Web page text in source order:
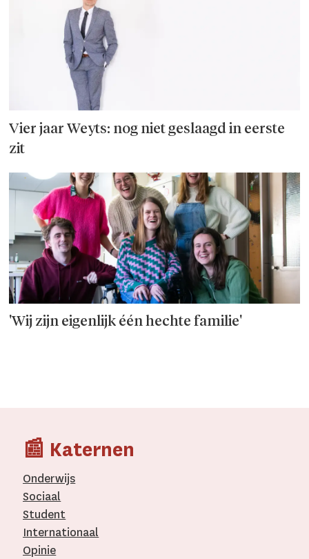
Vier jaar Weyts: nog niet geslaagd in eerste
zit
'Wij zijn eigenlijk één hechte familie'
📰 Katernen
Onderwijs
Sociaal
Student
Internationaal­
Opinie